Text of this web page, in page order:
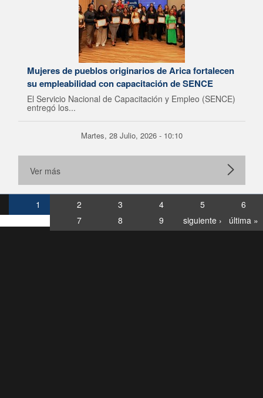
Mujeres de pueblos originarios de Arica fortalecen
su empleabilidad con capacitación de SENCE
El Servicio Nacional de Capacitación y Empleo (SENCE)
entregó los...
Martes, 28 Julio, 2026 - 10:10
Ver más
1 2 3 4 5
6
7
8 9 siguiente › última »